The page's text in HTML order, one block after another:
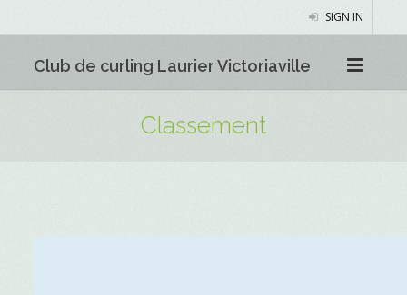
SIGN IN
Club de curling Laurier Victoriaville
Classement